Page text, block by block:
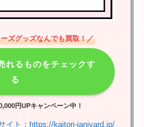
ャニ∞をやめた人は3人！脱退
理由と現在は？大倉が脱退す
ニーズアクスタの定価は？サ
ズグッズなんでも買取！／
れるものをチェックす
る
円UPキャンペーン中！
イト：https://kaitori-janiyard.jp/